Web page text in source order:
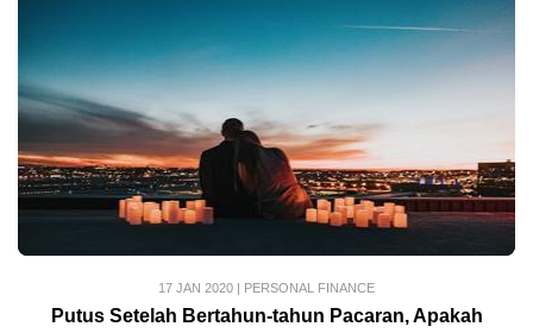
17 JAN 2020 | PERSONAL FINANCE
Putus Setelah Bertahun-tahun Pacaran, Apakah